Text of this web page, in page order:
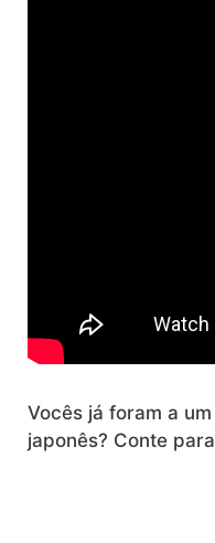
Vocês já foram a
japonês? Conte